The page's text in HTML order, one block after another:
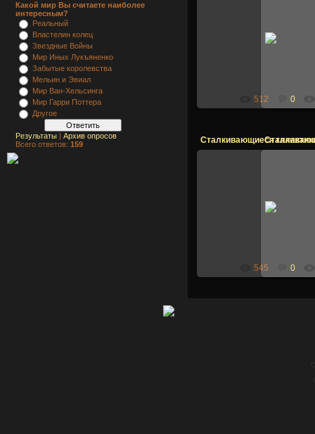
Какой мир Вы считаете наиболее
интересным?
Реальный
Властелин колец
Звездные Войны
Мир Иных Лукъяненко
Забытые королевства
Мельин и Эвиал
Мир Ван-Хельсинга
Мир Гарри Поттера
Другое
Результаты | Архив опросов
Всего ответов: 159
512 0
Сталкивающиеся
545 0